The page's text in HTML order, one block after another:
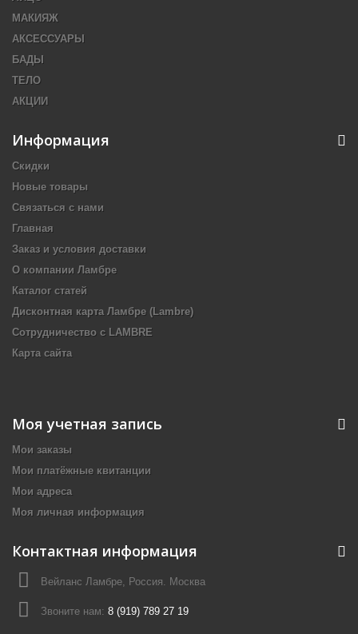
МАКИЯЖ
АКСЕССУАРЫ
БАДЫ
ТЕЛО
АКЦИИ
Информация
Скидки
Новые товары
Связаться с нами
Главная
Заказ и условия доставки
О компании Ламбре
Каталог статей
Дисконтная карта Ламбре (Lambre)
Сотрудничество с LAMBRE
Карта сайта
Моя учетная запись
Мои заказы
Мои платёжные квитанции
Мои адреса
Моя личная информация
Контактная информация
Вейланс Ламбре, Россия. Москва
Звоните нам: 8 (919) 789 27 19